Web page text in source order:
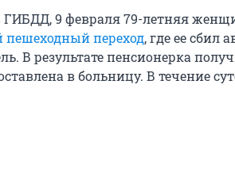
9 февраля 79-летняя
переход, где ее сбил
В результате пенсионерка
в больницу. В течение